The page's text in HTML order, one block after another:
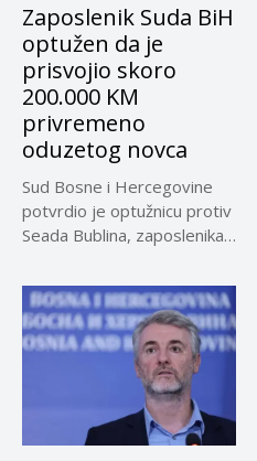
Zaposlenik Suda BiH
optužen da je
prisvojio skoro
200.000 KM
privremeno
oduzetog novca
Sud Bosne i Hercegovine
potvrdio je optužnicu protiv
Seada Bublina, zaposlenika